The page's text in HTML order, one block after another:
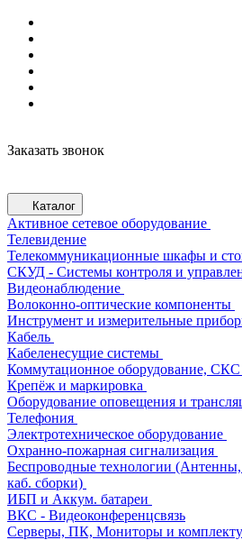
Заказать звонок
Каталог
Активное сетевое оборудование
Телевидение
Телекоммуникационные шкафы и
СКУД - Системы контроля и
Видеонаблюдение
Волоконно-оптические компоненты
Инструмент и измерительные
Кабель
Кабеленесущие системы
Коммутационное оборудование, СКС
Крепёж и маркировка
Оборудование оповещения и
Телефония
Электротехническое оборудование
Охранно-пожарная сигнализация
Беспроводные технологии
каб. сборки)
ИБП и Аккум. батареи
ВКС - Видеоконференцсвязь
Серверы, ПК, Мониторы и